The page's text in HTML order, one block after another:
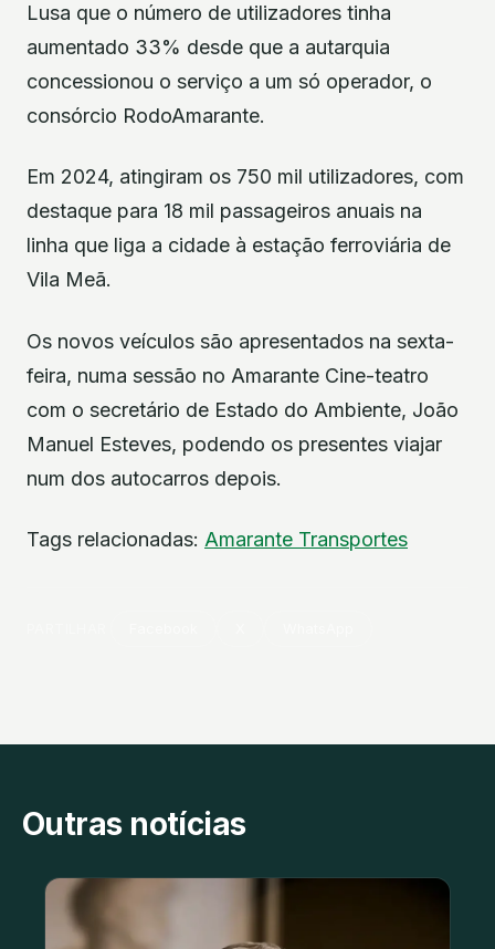
Lusa que o número de utilizadores tinha
aumentado 33% desde que a autarquia
concessionou o serviço a um só operador, o
consórcio RodoAmarante.
Em 2024, atingiram os 750 mil utilizadores, com
destaque para 18 mil passageiros anuais na
linha que liga a cidade à estação ferroviária de
Vila Meã.
Os novos veículos são apresentados na sexta-
feira, numa sessão no Amarante Cine-teatro
com o secretário de Estado do Ambiente, João
Manuel Esteves, podendo os presentes viajar
num dos autocarros depois.
Tags relacionadas: Amarante Transportes
Outras notícias